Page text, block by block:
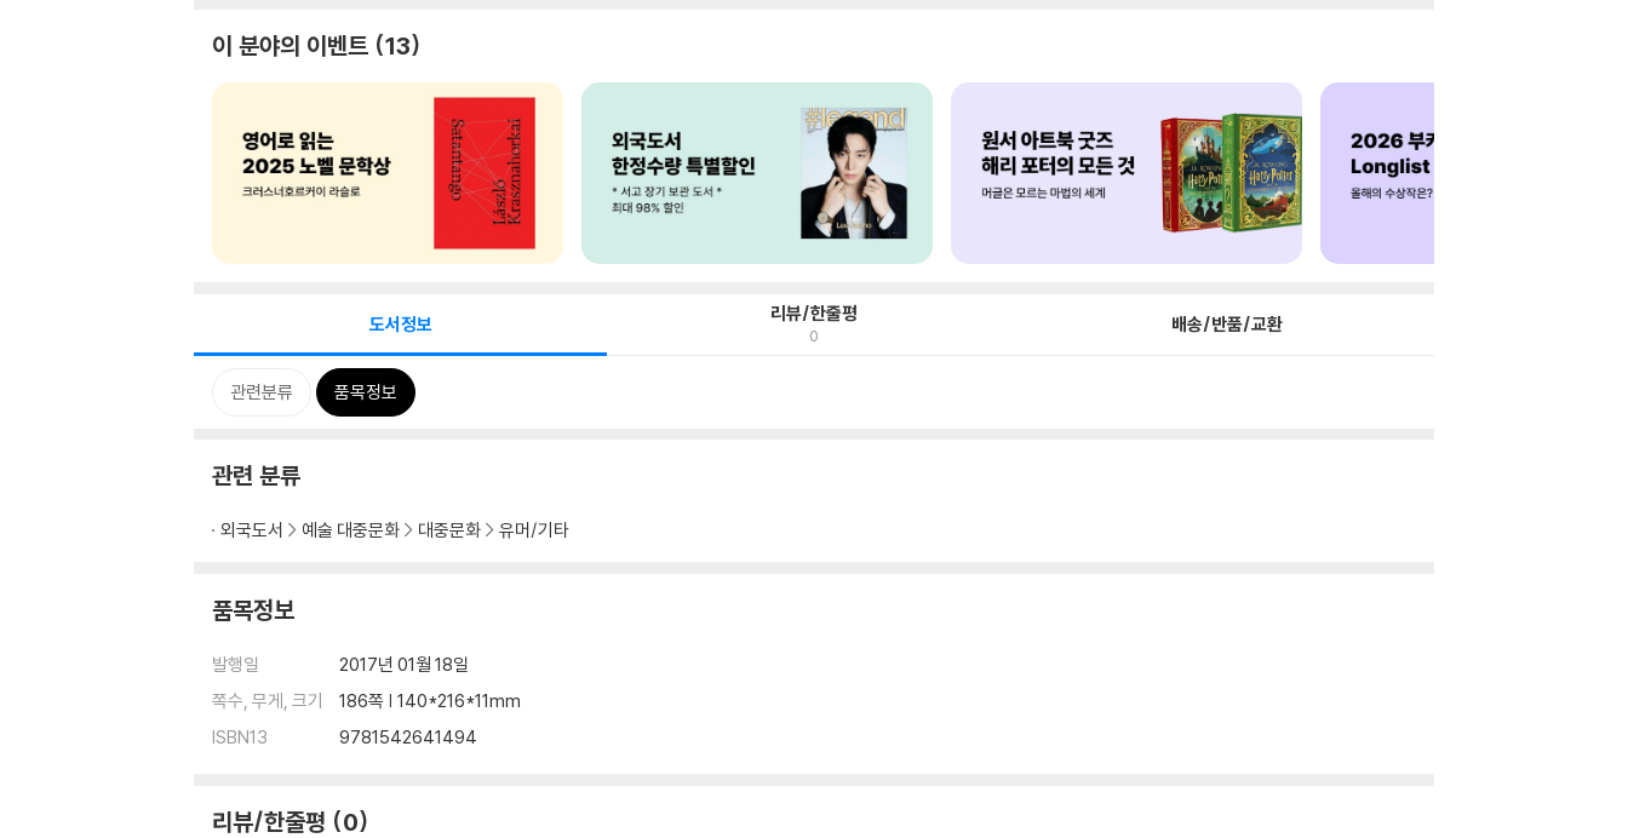
이 분야의 이벤트 13
도서정보 리뷰/한줄평
0 배송/반품/교환
관련분류 품목정보
관련 분류
외국도서 예술 대중문화 대중문화 유머/기타
품목정보
발행일
2017년 01월 18일
쪽수, 무게, 크기
186쪽 | 140*216*11mm
ISBN13
9781542641494
리뷰/한줄평 0